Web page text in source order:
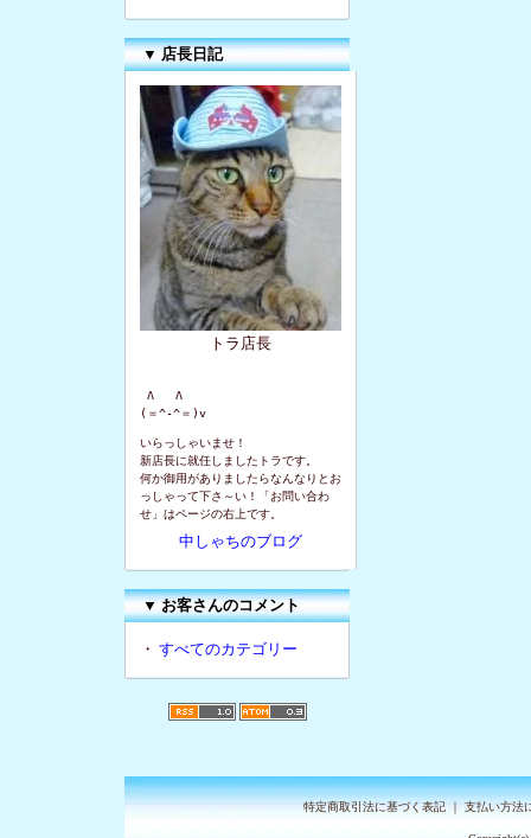
▼ 店長日記
トラ店長
Λ   Λ
(＝^-^＝)v
いらっしゃいませ！
新店長に就任しましたトラです。
何か御用がありましたらなんなりとお
っしゃって下さ～い！「お問い合わ
せ」はページの右上です。
中しゃちのブログ
▼お客さんのコメント
・ すべてのカテゴリー
特定商取引法に基づく表記｜支払い方法